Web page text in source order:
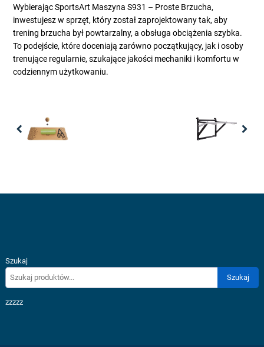
Wybierając SportsArt Maszyna S931 – Proste Brzucha,
inwestujesz w sprzęt, który został zaprojektowany tak, aby
trening brzucha był powtarzalny, a obsługa obciążenia szybka.
To podejście, które doceniają zarówno początkujący, jak i osoby
trenujące regularnie, szukające jakości mechaniki i komfortu w
codziennym użytkowaniu.
Szukaj
Szukaj
zzzzz